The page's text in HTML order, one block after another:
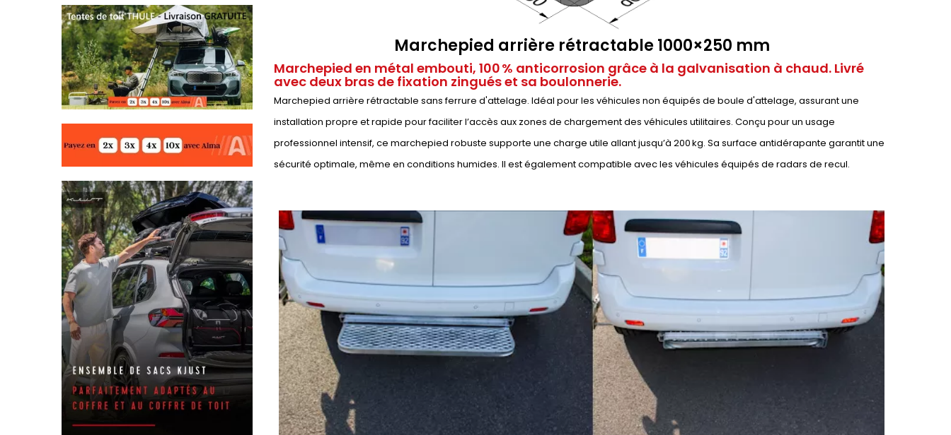
Marchepied arrière rétractable 1000×250 mm
Marchepied en métal embouti, 100 % anticorrosion grâce à la galvanisation à chaud. Livré
avec deux bras de fixation zingués et sa boulonnerie.
Marchepied arrière rétractable sans ferrure d'attelage. Idéal pour les véhicules non équipés de boule d'attelage, assurant une
installation propre et rapide pour faciliter l’accès aux zones de chargement des véhicules utilitaires. Conçu pour un usage
professionnel intensif, ce marchepied robuste supporte une charge utile allant jusqu’à 200 kg. Sa surface antidérapante garantit une
sécurité optimale, même en conditions humides. Il est également compatible avec les véhicules équipés de radars de recul.